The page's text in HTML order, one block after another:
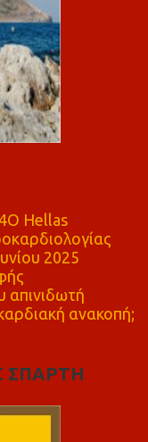
Hellas
2025
απινιδωτή
ανακοπή;
ΣΠΑΡΤΗ